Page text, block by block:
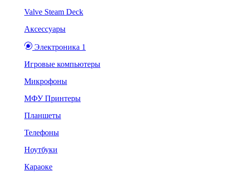
Valve Steam Deck
Аксессуары
Электроника 1
Игровые компьютеры
Микрофоны
МФУ Принтеры
Планшеты
Телефоны
Ноутбуки
Караоке